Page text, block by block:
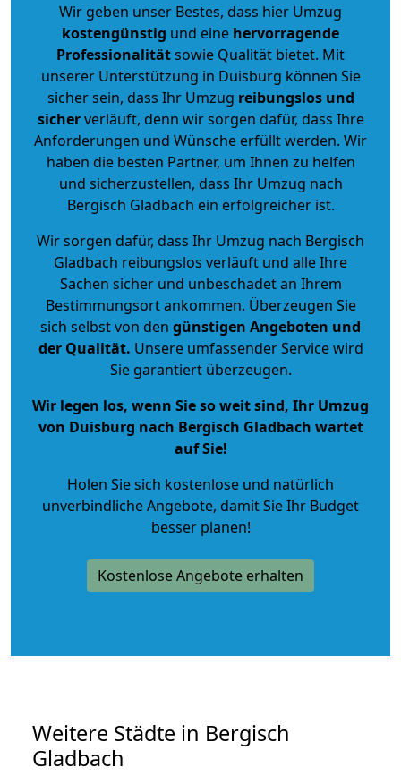
Wir geben unser Bestes, dass hier Umzug
kostengünstig und eine hervorragende
Professionalitätsowie Qualität bietet. Mit
unserer Unterstützung in Duisburg können Sie
sicher sein, dass Ihr Umzug reibungslos und
sicherverläuft, denn wir sorgen dafür, dass Ihre
Anforderungen und Wünsche erfüllt werden. Wir
haben die besten Partner, um Ihnen zu helfen
und sicherzustellen, dass Ihr Umzug nach
Bergisch Gladbach ein erfolgreicher ist.
Wir sorgen dafür, dass Ihr Umzug nach Bergisch
Gladbach reibungslos verläuft und alle Ihre
Sachen sicher und unbeschadet an Ihrem
Bestimmungsort ankommen. Überzeugen Sie
sich selbst von den günstigen Angeboten und
der Qualität. Unsere umfassender Service wird
Sie garantiert überzeugen.
Wir legen los, wenn Sie so weit sind, Ihr Umzug
von Duisburg nach Bergisch Gladbach wartet
auf Sie!
Holen Sie sich kostenlose und natürlich
unverbindliche Angebote, damit Sie Ihr Budget
besser planen!
Kostenlose Angebote erhalten
Weitere Städte in Bergisch
Gladbach